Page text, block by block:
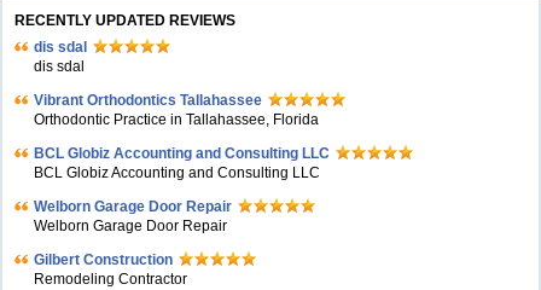
RECENTLY UPDATED REVIEWS
dis sdal
dis sdal
Vibrant Orthodontics Tallahassee
Orthodontic Practice in Tallahassee, Florida
BCL Globiz Accounting and Consulting LLC
BCL Globiz Accounting and Consulting LLC
Welborn Garage Door Repair
Welborn Garage Door Repair
Gilbert Construction
Remodeling Contractor